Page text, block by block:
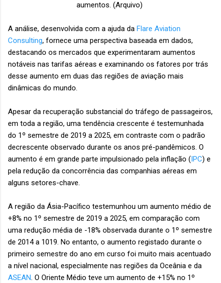
aumentos. (Arquivo)
A análise, desenvolvida com a ajuda da Flare Aviation
Consulting, fornece uma perspectiva baseada em dados,
destacando os mercados que experimentaram aumentos
notáveis nas tarifas aéreas e examinando os fatores por trás
desse aumento em duas das regiões de aviação mais
dinâmicas do mundo.
Apesar da recuperação substancial do tráfego de passageiros,
em toda a região, uma tendência crescente é testemunhada
do 1º semestre de 2019 a 2025, em contraste com o padrão
decrescente observado durante os anos pré-pandêmicos. O
aumento é em grande parte impulsionado pela inflação (IPC) e
pela redução da concorrência das companhias aéreas em
alguns setores-chave.
A região da Ásia-Pacífico testemunhou um aumento médio de
+8% no 1º semestre de 2019 a 2025, em comparação com
uma redução média de -18% observada durante o 1º semestre
de 2014 a 1019. No entanto, o aumento registado durante o
primeiro semestre do ano em curso foi muito mais acentuado
a nível nacional, especialmente nas regiões da Oceânia e da
ASEAN. O Oriente Médio teve um aumento de +15% no 1º